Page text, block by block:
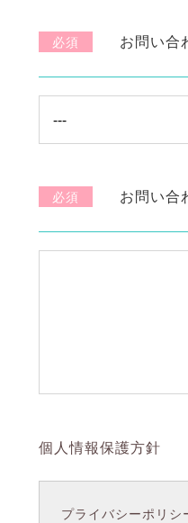
必須 お問い合
必須 お問い合
個人情報保護方針
プライバシーポリシ